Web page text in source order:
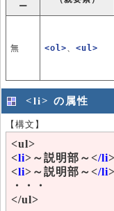
ー
無 <ol> <ul>
<li> の属性
【構文】
<ul>
<li>～説明部～</li>
<li>～説明部～</li>
・・・
</ul>